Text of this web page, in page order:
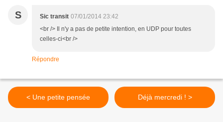
S Sic transit 07/01/2014 23:42
<br /> Il n'y a pas de petite intention, en UDP pour toutes
celles-ci<br />
Répondre
< Une petite pensée Déjà mercredi ! >